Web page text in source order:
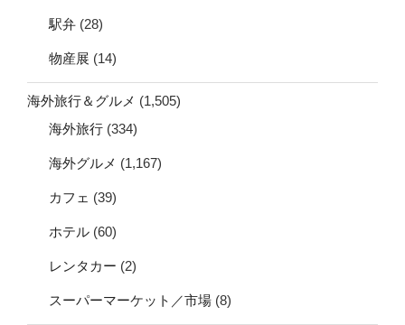
駅弁 (28)
物産展 (14)
海外旅行＆グルメ (1,505)
海外旅行 (334)
海外グルメ (1,167)
カフェ (39)
ホテル (60)
レンタカー (2)
スーパーマーケット／市場 (8)